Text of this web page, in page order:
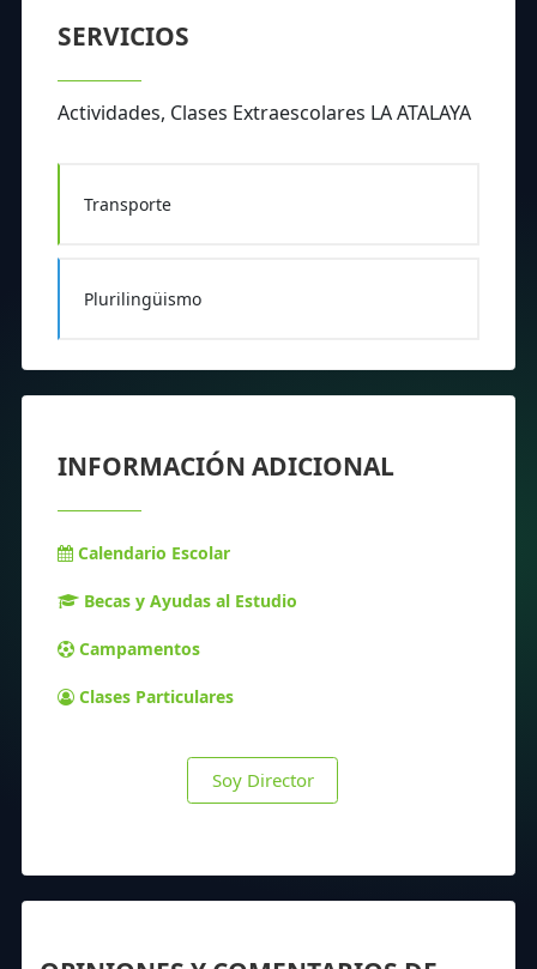
SERVICIOS
Actividades, Clases Extraescolares LA ATALAYA
Transporte
Plurilingüismo
INFORMACIÓN ADICIONAL
Calendario Escolar
Becas y Ayudas al Estudio
Campamentos
Clases Particulares
Soy Director